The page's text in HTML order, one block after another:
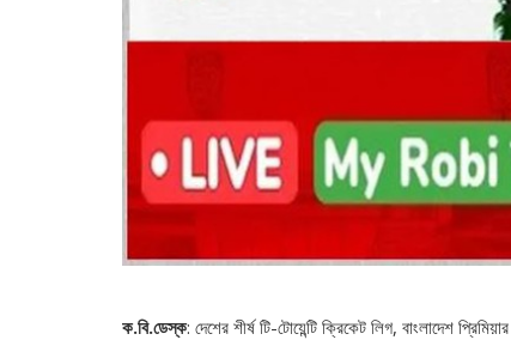
ক.বি.ডেস্ক: দেশের শীর্ষ টি-টোয়েন্টি ক্রিকেট লিগ, বাংলাদেশ